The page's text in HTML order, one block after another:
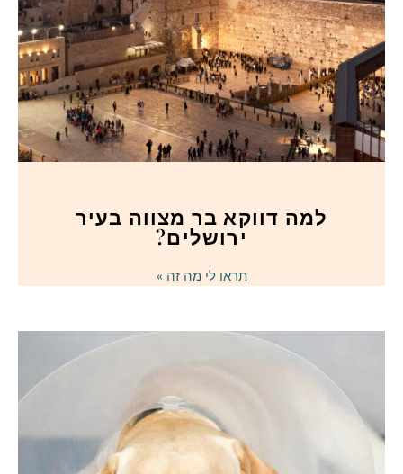
למה דווקא בר מצווה בעיר
ירושלים?
תראו לי מה זה »